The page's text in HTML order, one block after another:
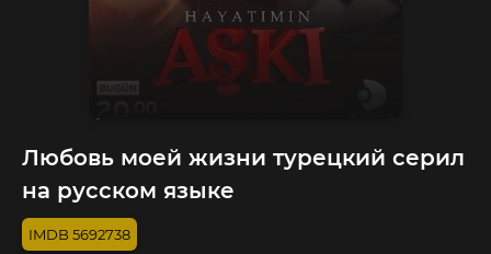
Любовь моей жизни турецкий серил
на русском языке
5692738